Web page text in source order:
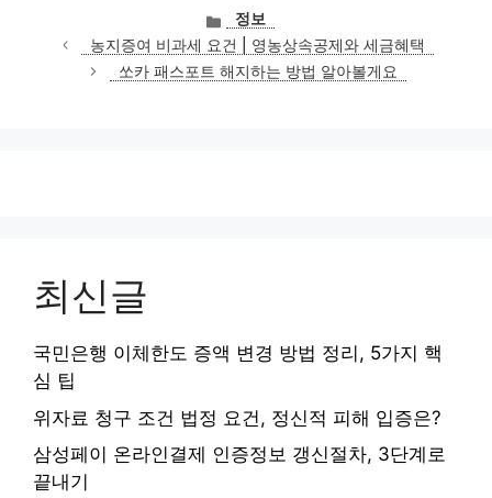
카
테
고
리
정보
농지증여 비과세 요건 | 영농상속공제와 세금혜택
쏘카 패스포트 해지하는 방법 알아볼게요
최신글
국민은행 이체한도 증액 변경 방법 정리, 5가지 핵
심 팁
위자료 청구 조건 법정 요건, 정신적 피해 입증은?
삼성페이 온라인결제 인증정보 갱신절차, 3단계로
끝내기